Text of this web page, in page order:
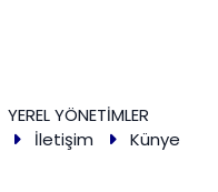
YEREL YÖNETİMLER
İletişim
Künye